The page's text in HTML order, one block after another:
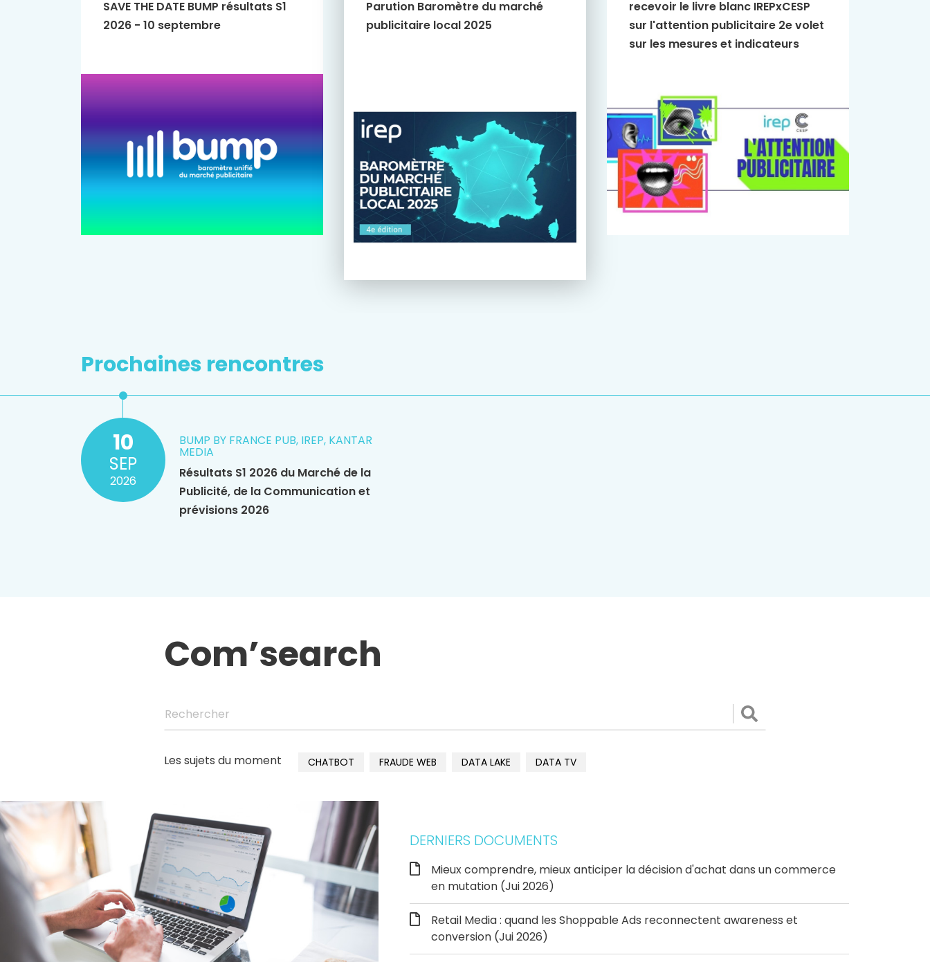
SAVE THE DATE BUMP résultats S1
2026 - 10 septembre
Parution Baromètre du marché
publicitaire local 2025
recevoir le livre blanc IREPxCESP
sur l'attention publicitaire 2e volet
sur les mesures et indicateurs
Prochaines rencontres
10
SEP
2026
BUMP BY FRANCE PUB, IREP, KANTAR
MEDIA
Résultats S1 2026 du Marché de la
Publicité, de la Communication et
prévisions 2026
Com’search
Rechercher
Les sujets du moment CHATBOT FRAUDE WEB DATA LAKE DATA TV
DERNIERS DOCUMENTS
Mieux comprendre, mieux anticiper la décision d'achat dans un commerce
en mutation (Jui 2026)
Retail Media : quand les Shoppable Ads reconnectent awareness et
conversion (Jui 2026)